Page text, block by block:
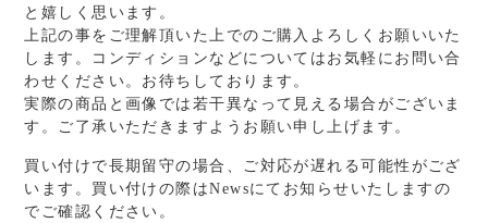
と嬉しく思います。
上記の事をご理解頂いた上でのご購入よろしくお願いいた
します。コンディションなどについてはお気軽にお問い合
わせください。お待ちしております。
実際の商品と画像では若干異なって見える場合がございま
す。ご了承いただきますようお願い申し上げます。
買い付けで長期留守の場合、ご対応が遅れる可能性がござ
います。買い付けの際はNewsにてお知らせいたしますの
でご確認ください。